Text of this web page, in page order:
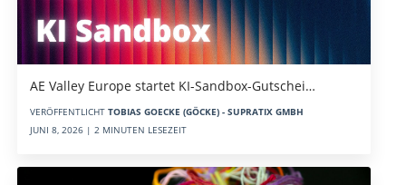
AE Valley Europe startet KI-Sandbox-Gutschei…
VERÖFFENTLICHT TOBIAS GOECKE (GÖCKE) - SUPRATIX GMBH
JUNI 8, 2026 | 2 MINUTEN LESEZEIT